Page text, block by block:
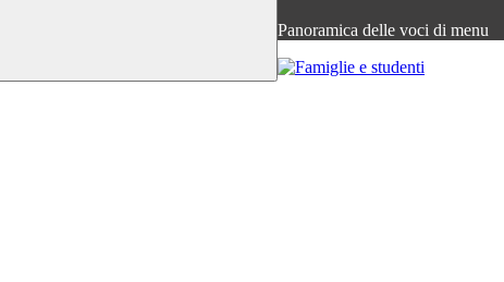
Panoramica delle voci di menu